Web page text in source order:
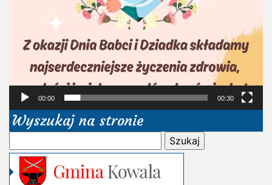
00:00 00:30
Wyszukaj na stronie